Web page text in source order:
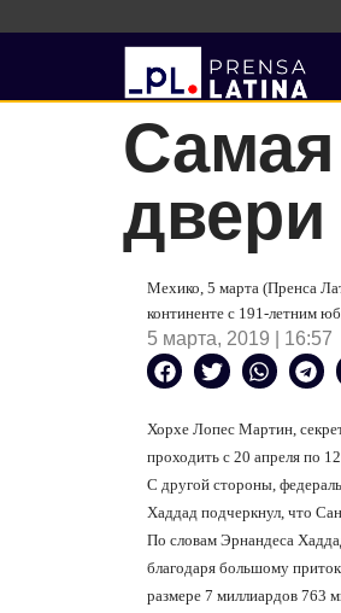
Самая
Мехико, 5 марта (Пренса
континенте с 191-летним
5 марта, 2019 | 16:57
Хорхе Лопес Мартин,
проходить с 20 апреля по
С другой стороны,
Хаддад подчеркнул, что
По словам Эрнандеса
благодаря большому
размере 7 миллиардов 763